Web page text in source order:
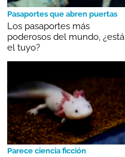
Pasaportes que abren puertas
Los pasaportes más
poderosos del mundo, ¿está
el tuyo?
Parece ciencia ficción